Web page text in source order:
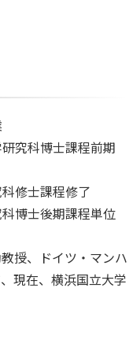
究科博士課程前期
修士課程修了
博士後期課程単位
授、ドイツ・マンハ
現在、横浜国立大学